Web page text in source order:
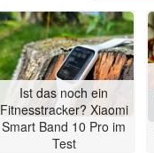
Ist das noch ein
Fitnesstracker? Xiaomi
Smart Band 10 Pro im
Test